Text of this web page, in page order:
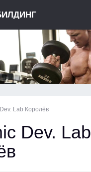
Lab Королёв
Dev. Lab